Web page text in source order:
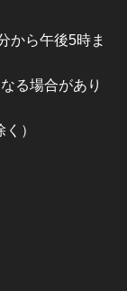
から午後5時ま
る場合があり
）